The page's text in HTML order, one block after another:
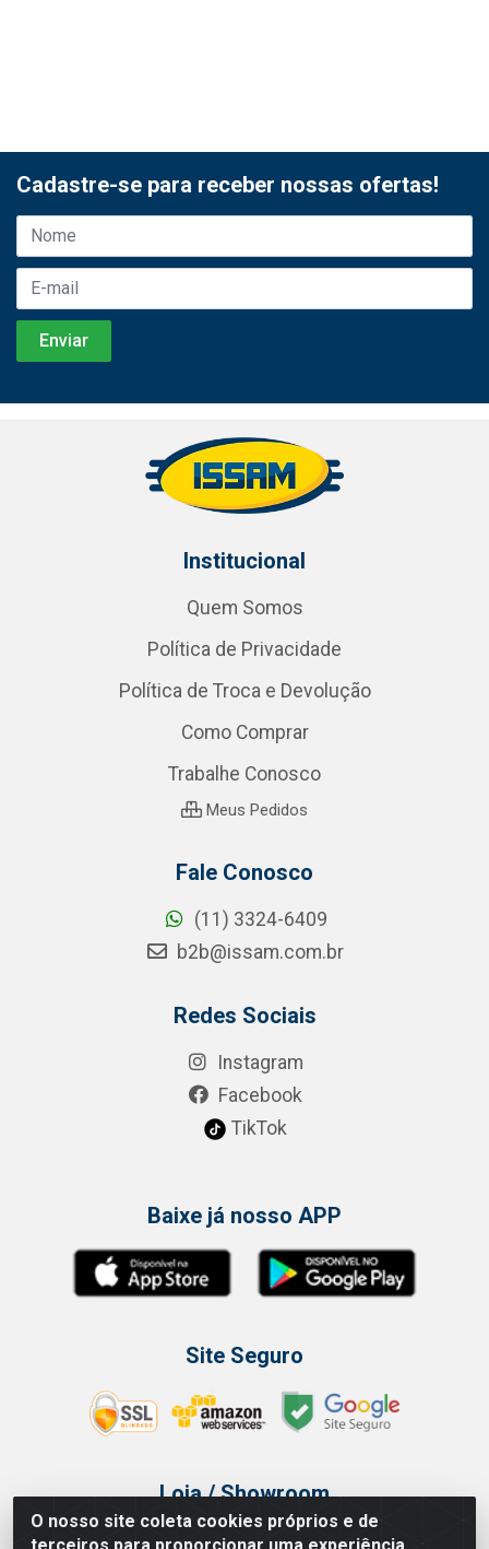
O nosso site coleta cookies próprios e de
Cadastre-se para receber nossas ofertas!
Institucional
Quem Somos
Política de Privacidade
Política de Troca e Devolução
Como Comprar
Trabalhe Conosco
Meus Pedidos
Fale Conosco
(11) 3324-6409
b2b@issam.com.br
Redes Sociais
Instagram
Facebook
TikTok
Baixe já nosso APP
Site Seguro
Loja / Showroom
Tel.: (11) 3314 6400